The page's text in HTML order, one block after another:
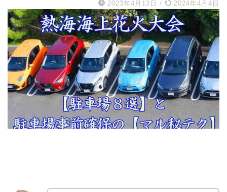
2023年4月13日 / 2024年4月4日